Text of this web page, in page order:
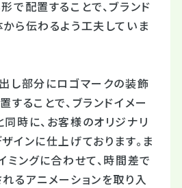
で配置することで、ブランド
ら伝わるよう工夫していま
し部分にロゴマークの装飾
することで、ブランドイメー
時に、お客様のオリジナリ
インに仕上げております。ま
ミングに合わせて、時間差で
るアニメーションを取り入